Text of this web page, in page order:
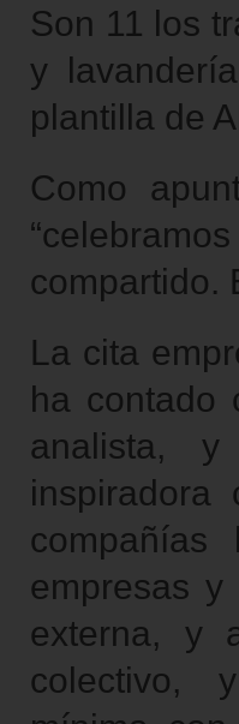
Son 11 los
y
plantilla de
Como
compartido.
La cita
ha contado
analista, y
empresas
externa, y
colectivo,